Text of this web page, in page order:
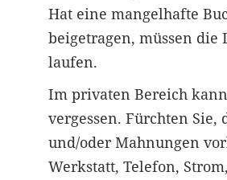
Hat eine mangelhafte
beigetragen, müssen die
laufen.
Im privaten Bereich
vergessen. Fürchten Sie,
und/oder Mahnungen
Werkstatt, Telefon,